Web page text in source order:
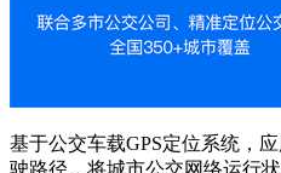
基于公交车载GPS定位系统，
驶路径，将城市公交网络运行